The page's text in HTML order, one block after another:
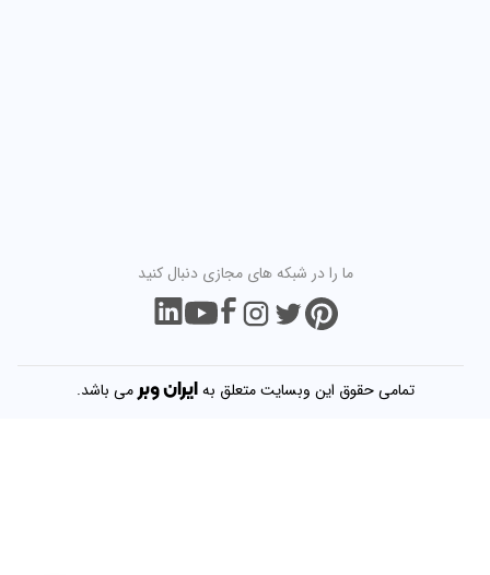
ما را در شبکه های مجازی دنبال کنید
تمامی حقوق این وبسایت متعلق بهایرانوبرمی باشد.